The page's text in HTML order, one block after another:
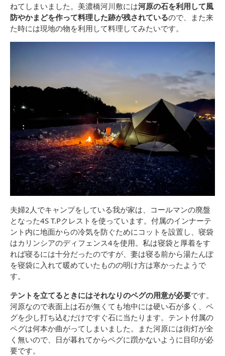
ねてしまいました。美濃橋河川敷には河原の石を利用して風
防やかまどを作って料理した跡が残されているので、また来
た時には現地の物を利用して料理してみたいです。
夫婦2人でキャンプをしている我が家は、コールマンの廃盤
となった4S T.Pクレストを使っています。付属のインナーテ
ント内に地面からの冷気を防ぐためにコットを設置し、寝袋
はカリンシアのディフェンス4を使用。私は寝袋と厚着をす
れば寝るには十分だったのですが、妻は寝る前から湯たんぽ
を寝袋に入れて暖めていたものの明け方は寒かったようで
す。
テントを立てるときにはそれなりのペグの用意が必要です。
河原なので表面上は石が無くても地中には硬い石が多く、ペ
グを少し打ち込むだけですぐ石に当たります。テント付属の
ペグは何本か曲がってしまいました。また河原には街灯が全
く無いので、日が暮れてからペグに躓かないように目印が必
要です。